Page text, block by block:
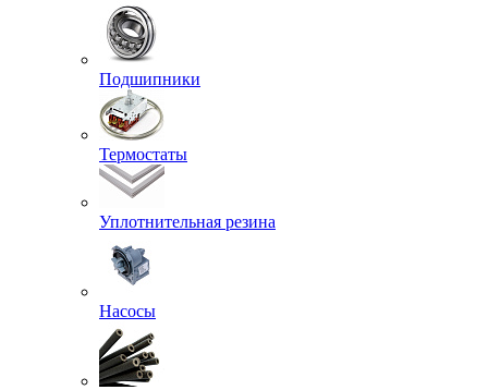
Подшипники
Термостаты
Уплотнительная резина
Насосы